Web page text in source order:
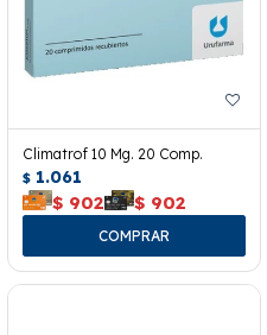
Climatrof 10 Mg. 20 Comp.
$ 1.061
$ 902 $ 902